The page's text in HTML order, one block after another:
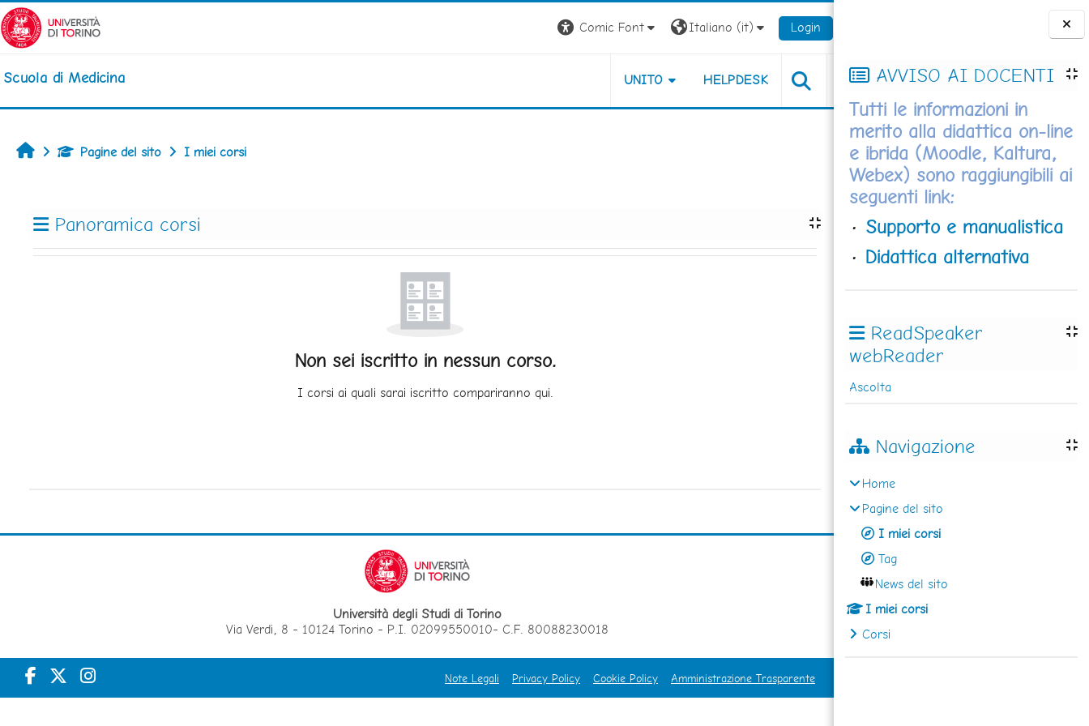
Vai al contenuto principale
Blocchi
AVVISO AI DOCENTI
Tutti le informazioni in
merito alla didattica on-line
e ibrida (Moodle, Kaltura,
Webex) sono raggiungibili ai
seguenti link:
· Supporto e manualistica
· Didattica alternativa
ReadSpeaker
webReader
Ascolta
Navigazione
Home
Pagine del sito
I miei corsi
Tag
News del sito
I miei corsi
Corsi
Comic Font Italiano ‎(it)‎ Login
Scuola di Medicina UNITO HELPDESK
HomePagine del sito I miei corsi
Blocchi
Panoramica corsi
Non sei iscritto in nessun corso.
I corsi ai quali sarai iscritto compariranno qui.
Università degli Studi di Torino
Via Verdi, 8 - 10124 Torino - P.I. 02099550010- C.F. 80088230018
Note Legali Privacy Policy Cookie Policy Amministrazione Trasparente